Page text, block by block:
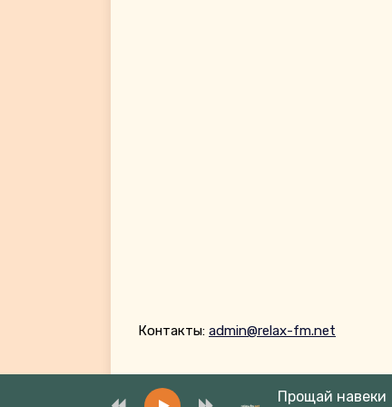
Контакты: admin@relax-fm.net
Прощай навеки